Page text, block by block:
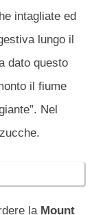
intagliate ed
lungo il
dato questo
il fiume
Nel
laMount